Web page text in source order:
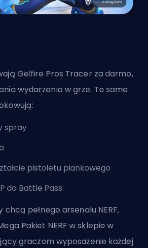
Gelfire Pros Tracer za darmo,
wydarzenia w grze. Te same
spray
pistoletu piankowego
do Battle Pass
pełnego arsenalu NERF,
Pakiet NERF w sklepie w
graczom wyposażenie każdej